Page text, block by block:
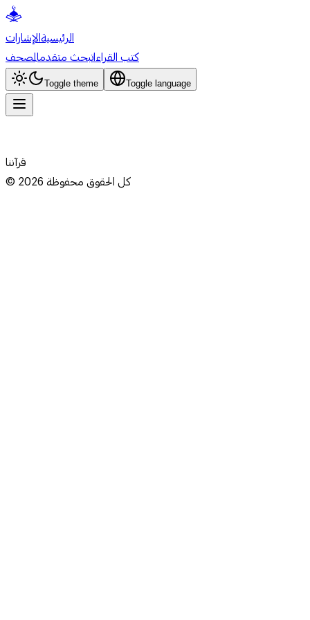
الرئيسيةالإشارات
كتب القراءاتبحث متقدمالمصحف
Toggle theme Toggle language
قرآننا
© 2026كل الحقوق محفوظة